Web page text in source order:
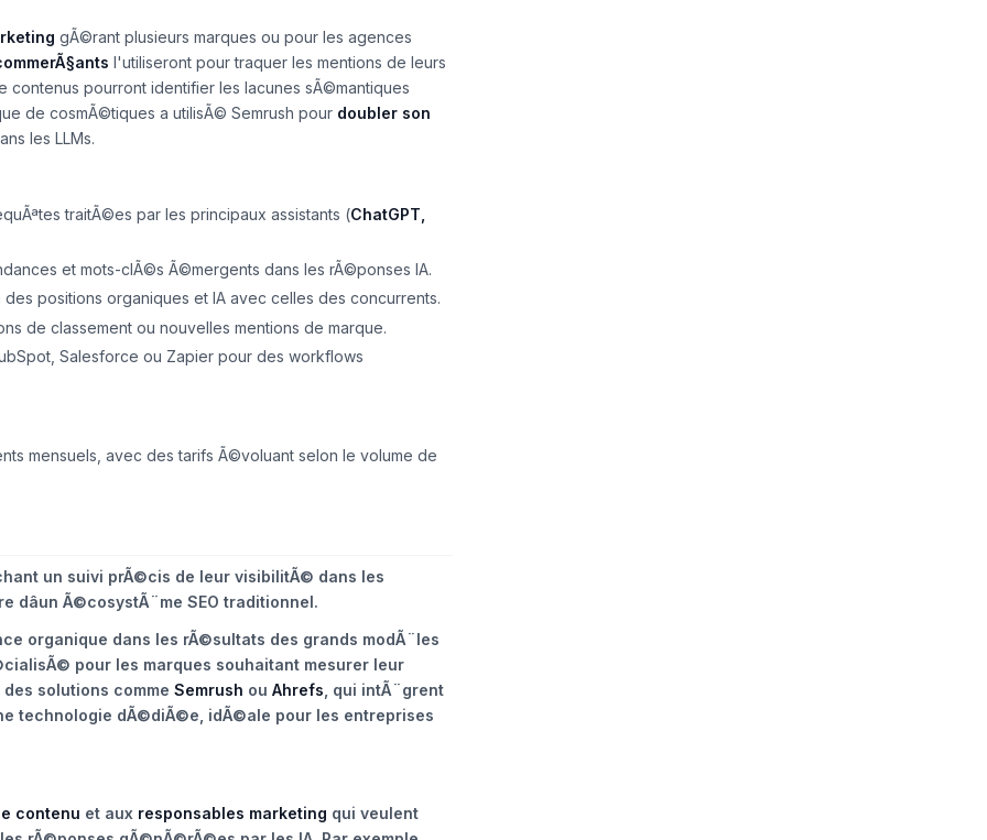
gÃ©rant plusieurs marques ou pour les agences
l'utiliseront pour traquer les mentions de leurs
pourront identifier les lacunes sÃ©mantiques
de cosmÃ©tiques a utilisÃ© Semrush pour doubler son
les LLMs.
traitÃ©es par les principaux assistants (ChatGPT,
et mots-clÃ©s Ã©mergents dans les rÃ©ponses IA.
positions organiques et IA avec celles des concurrents.
de classement ou nouvelles mentions de marque.
Salesforce ou Zapier pour des workflows
mensuels, avec des tarifs Ã©voluant selon le volume de
un suivi prÃ©cis de leur visibilitÃ© dans les
Ã©cosystÃ¨me SEO traditionnel.
organique dans les rÃ©sultats des grands modÃ¨les
pour les marques souhaitant mesurer leur
solutions comme Semrush ou Ahrefs , qui intÃ¨grent
technologie dÃ©diÃ©e, idÃ©ale pour les entreprises
contenu et aux responsables marketing qui veulent